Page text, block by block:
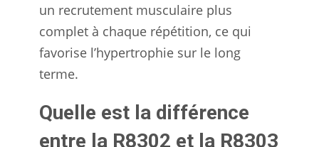
un recrutement musculaire plus
complet à chaque répétition, ce qui
favorise l’hypertrophie sur le long
terme.
Quelle est la différence
entre la R8302 et la R8303